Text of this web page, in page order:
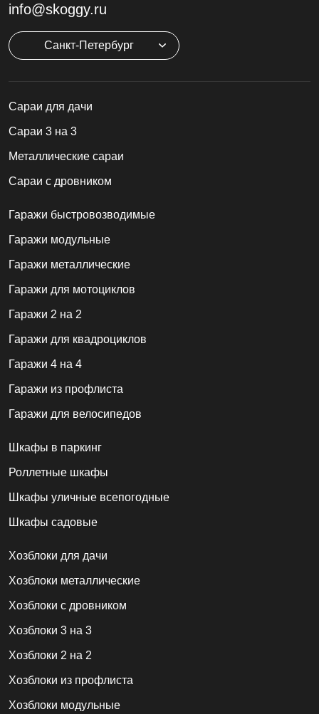
info@skoggy.ru
Санкт-Петербург
Cараи для дачи
Сараи 3 на 3
Металлические сараи
Сараи с дровником
Гаражи быстровозводимые
Гаражи модульные
Гаражи металлические
Гаражи для мотоциклов
Гаражи 2 на 2
Гаражи для квадроциклов
Гаражи 4 на 4
Гаражи из профлиста
Гаражи для велосипедов
Шкафы в паркинг
Роллетные шкафы
Шкафы уличные всепогодные
Шкафы садовые
Хозблоки для дачи
Хозблоки металлические
Хозблоки с дровником
Хозблоки 3 на 3
Хозблоки 2 на 2
Хозблоки из профлиста
Хозблоки модульные